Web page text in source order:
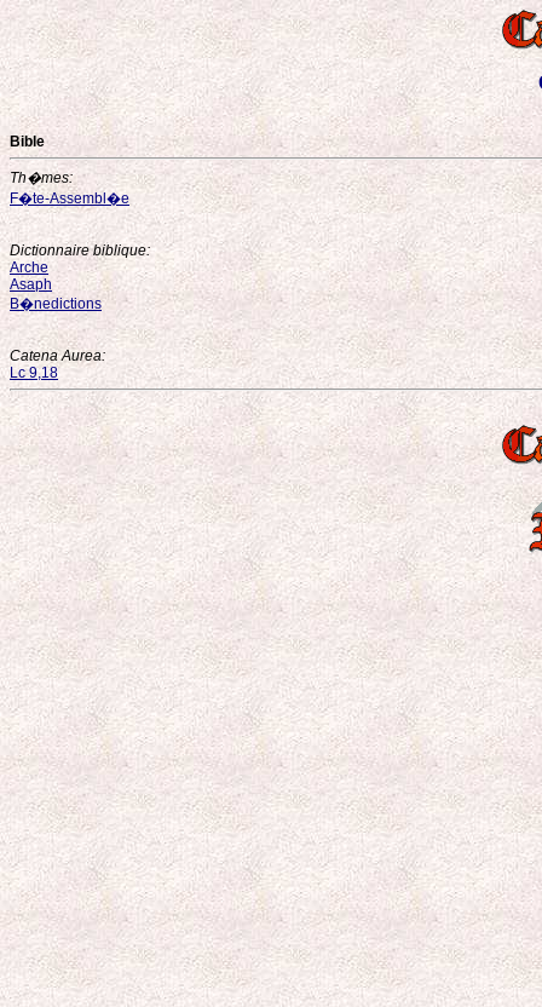
Bible
Th�mes:
F�te-Assembl�e
Dictionnaire biblique:
Arche
Asaph
B�nedictions
Catena Aurea:
Lc 9,18